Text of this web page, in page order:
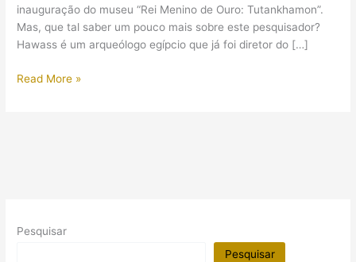
inauguração do museu “Rei Menino de Ouro: Tutankhamon”.
Mas, que tal saber um pouco mais sobre este pesquisador?
Hawass é um arqueólogo egípcio que já foi diretor do […]
Algumas
Read More »
Pesquisar
Pesquisar